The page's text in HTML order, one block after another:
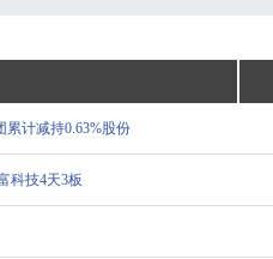
计减持0.63%股份
科技4天3板